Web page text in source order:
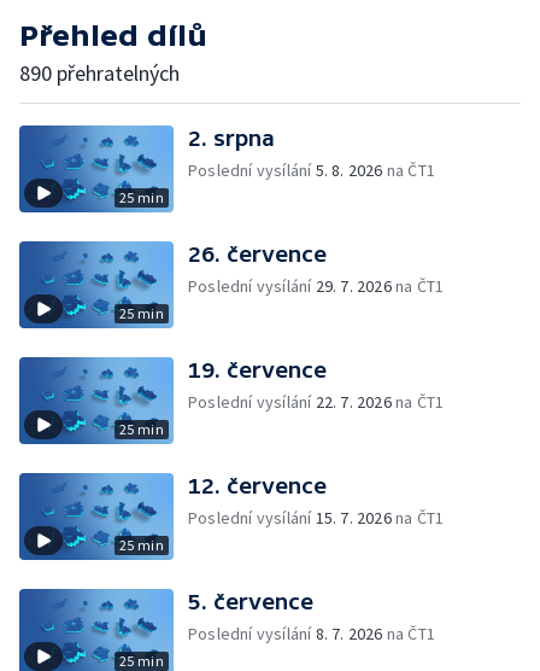
Přehled dílů
890 přehratelných
25 min
2. srpna
Poslední vysílání5. 8. 2026 na ČT1
25 min
26. července
Poslední vysílání 29. 7. 2026na ČT1
25 min
19. července
Poslední vysílání 22. 7. 2026na ČT1
25 min
12. července
Poslední vysílání15. 7. 2026na ČT1
25 min
5. července
Poslední vysílání8. 7. 2026 na ČT1